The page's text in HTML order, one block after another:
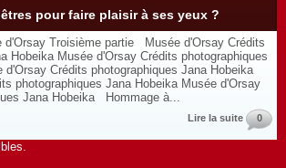
pour faire plaisir à ses yeux ?
d'Orsay Troisième partie Musée d'Orsay Crédits
Hobeika Musée d'Orsay Crédits photographiques
d'Orsay Crédits photographiques Jana Hobeika
photographiques Jana Hobeika Musée d'Orsay
Jana Hobeika Hommage à...
Lire la suite 0